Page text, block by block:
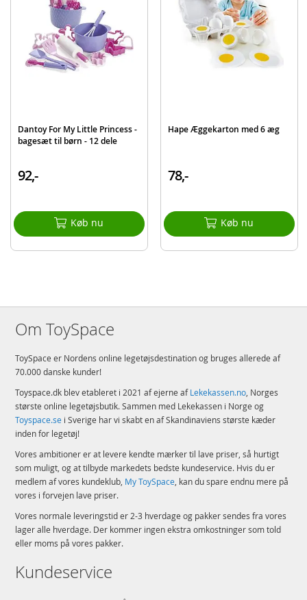
Dantoy For My Little Princess -
bagesæt til børn - 12 dele
92,-
Køb nu
Hape Æggekarton med 6 æg
78,-
Køb nu
Om ToySpace
ToySpace er Nordens online legetøjsdestination og bruges allerede af
70.000 danske kunder!
Toyspace.dk blev etableret i 2021 af ejerne afLekekassen.no , Norges
største online legetøjsbutik. Sammen med Lekekassen i Norge og
Toyspace.se i Sverige har vi skabt en af Skandinaviens største kæder
inden for legetøj!
Vores ambitioner er at levere kendte mærker til lave priser, så hurtigt
som muligt, og at tilbyde markedets bedste kundeservice. Hvis du er
medlem af vores kundeklub, My ToySpace , kan du spare endnu mere på
vores i forvejen lave priser.
Vores normale leveringstid er 2-3 hverdage og pakker sendes fra vores
lager alle hverdage. Der kommer ingen ekstra omkostninger som told
eller moms på vores pakker.
Kundeservice